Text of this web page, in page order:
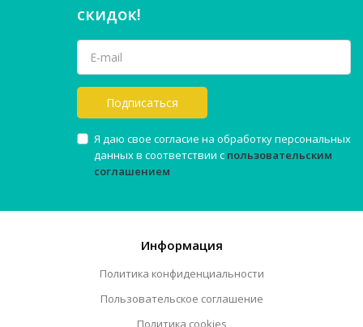
скидок!
Подписаться
Я даю свое согласие на обработку персональных
данных в соответствии с пользовательским
соглашением
Информация
Политика конфиденциальности
Пользовательское соглашение
Политика cookies